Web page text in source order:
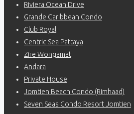
Riviera Ocean Drive
Grande Caribbean Condo
Club Royal
Centric Sea Pattaya
Zire Wongamat
Andara
Private House
Jomtien Beach Condo (Rimhaad)
Seven Seas Condo Resort Jomtien